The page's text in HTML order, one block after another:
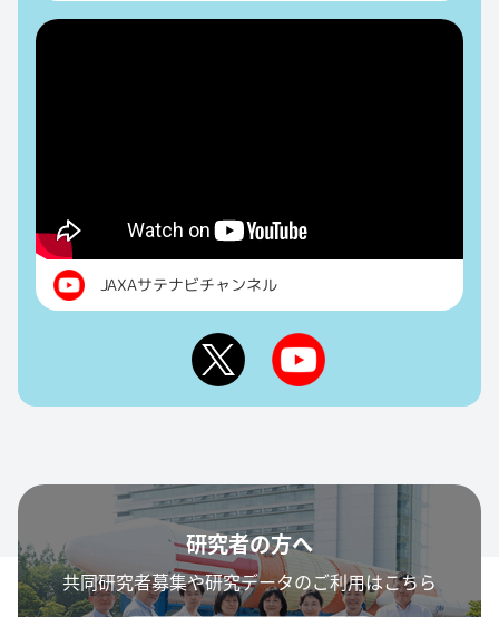
JAXAサテナビチャンネル
研究者の方へ
共同研究者募集や研究データのご利用はこちら